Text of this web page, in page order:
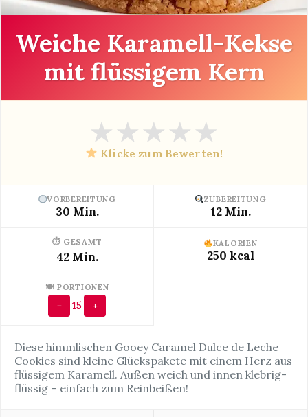
Weiche Karamell-Kekse
mit flüssigem Kern
★★★★★
Klicke zum Bewerten!
VORBEREITUNG
30 Min.
ZUBEREITUNG
12 Min.
⏱ GESAMT
42 Min.
KALORIEN
250 kcal
🍽 PORTIONEN
− 15 +
Diese himmlischen Gooey Caramel Dulce de Leche
Cookies sind kleine Glückspakete mit einem Herz aus
flüssigem Karamell. Außen weich und innen klebrig-
flüssig – einfach zum Reinbeißen!